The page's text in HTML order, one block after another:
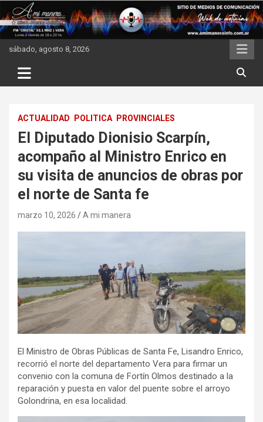
to
content
sábado, agosto 8, 2026
ACTUALIDAD POLITICA PROVINCIALES
El Diputado Dionisio Scarpín,
acompaño al Ministro Enrico en
su visita de anuncios de obras por
el norte de Santa fe
marzo 10, 2026 A mi manera
El Ministro de Obras Públicas de Santa Fe, Lisandro Enrico,
recorrió el norte del departamento Vera para firmar un
convenio con la comuna de Fortín Olmos destinado a la
reparación y puesta en valor del puente sobre el arroyo
Golondrina, en esa localidad.